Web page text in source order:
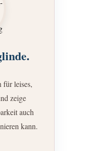
für leises,
zeige
auch
kann.